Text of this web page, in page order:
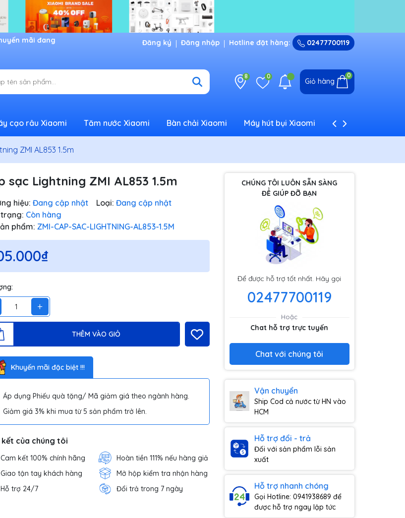
Đăng ký Đăng nhập Hotline đặt hàng: 02477700119
8 0
Giỏ hàng
0
cạo râu Xiaomi Tăm nước Xiaomi Bàn chải Xiaomi Máy hút bụi Xiaomi Máy tạo ẩm Xiaomi
ZMI AL853 1.5m
sạc Lightning ZMI AL853 1.5m
hiệu: Đang cập nhật Loại: Đang cập nhật
Còn hàng
phẩm: ZMI-CAP-SAC-LIGHTNING-AL853-1.5M
+
THÊM VÀO GIỎ
Khuyến mãi đặc biệt !!!
Áp dụng Phiếu quà tặng/ Mã giảm giá theo ngành hàng.
Giảm giá 3% khi mua từ 5 sản phẩm trở lên.
kết của chúng tôi
Cam kết 100% chính hãng
Hoàn tiền 111% nếu hàng giả
Giao tận tay khách hàng
Mở hộp kiểm tra nhận hàng
Hỗ trợ 24/7
Đổi trả trong 7 ngày
CHÚNG TÔI LUÔN SẴN SÀNG
ĐỂ GIÚP ĐỠ BẠN
Để được hỗ trợ tốt nhất. Hãy gọi
02477700119
Hoặc
Chat hỗ trợ trực tuyến
Chat với chúng tôi
Vận chuyển
Ship Cod cả nước từ HN vào
HCM
Hỗ trợ đổi - trả
Đối với sản phẩm lỗi sản
xuất
Hỗ trợ nhanh chóng
Gọi Hotline: 0941938689 để
được hỗ trợ ngay lập tức